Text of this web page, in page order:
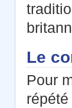
Le
Pour
répété